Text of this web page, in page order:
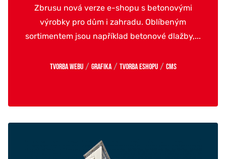
Zbrusu nová verze e-shopu s betonovými
výrobky pro dům i zahradu. Oblíbeným
sortimentem jsou například betonové dlažby,...
Tvorba webu / Grafika / Tvorba eshopu / CMS